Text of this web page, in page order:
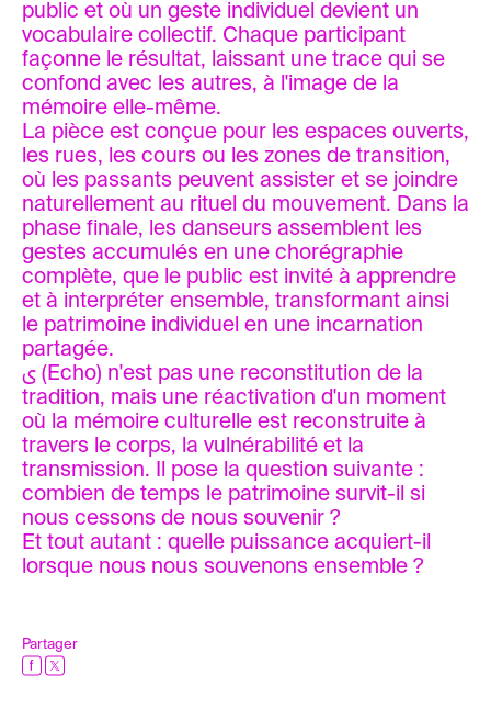
public et où un geste individuel devient un
vocabulaire collectif. Chaque participant
façonne le résultat, laissant une trace qui se
confond avec les autres, à l'image de la
mémoire elle-même.
La pièce est conçue pour les espaces ouverts,
les rues, les cours ou les zones de transition,
où les passants peuvent assister et se joindre
naturellement au rituel du mouvement. Dans la
phase finale, les danseurs assemblent les
gestes accumulés en une chorégraphie
complète, que le public est invité à apprendre
et à interpréter ensemble, transformant ainsi
le patrimoine individuel en une incarnation
partagée.
ى (Echo) n'est pas une reconstitution de la
tradition, mais une réactivation d'un moment
où la mémoire culturelle est reconstruite à
travers le corps, la vulnérabilité et la
transmission. Il pose la question suivante :
combien de temps le patrimoine survit-il si
nous cessons de nous souvenir ?
Et tout autant : quelle puissance acquiert-il
lorsque nous nous souvenons ensemble ?
Partager